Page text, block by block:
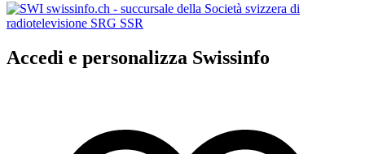
Accedi e personalizza Swissinfo